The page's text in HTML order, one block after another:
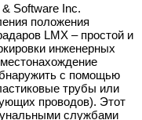
Software Inc.
положения
LMX – простой и
инженерных
с помощью
трубы или
проводов). Этот
службами